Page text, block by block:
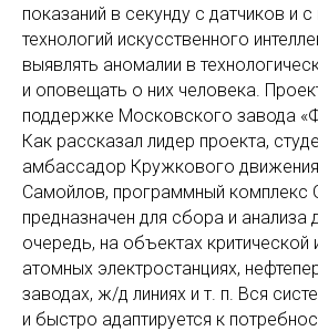
показаний в секунду с датчиков и
технологий искусственного
выявлять аномалии в
и оповещать о них человека.
поддержке Московского завода
Как рассказал лидер проекта,
амбассадор Кружкового
Самойлов, программный комплекс
предназначен для сбора и анализа
очередь, на объектах критической
атомных электростанциях,
заводах, ж/д линиях и т. п. Вся
и быстро адаптируется к